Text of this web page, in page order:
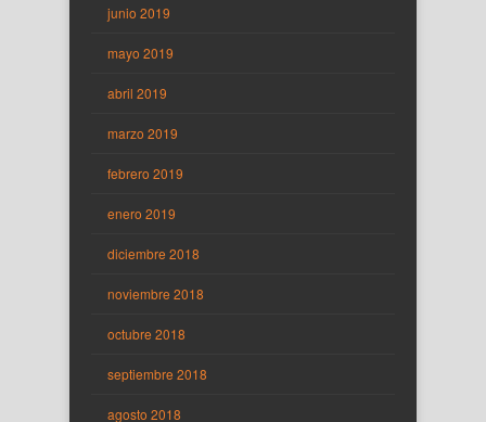
junio 2019
mayo 2019
abril 2019
marzo 2019
febrero 2019
enero 2019
diciembre 2018
noviembre 2018
octubre 2018
septiembre 2018
agosto 2018